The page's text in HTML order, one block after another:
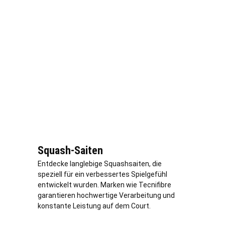
Squash-Saiten
Entdecke langlebige Squashsaiten, die
speziell für ein verbessertes Spielgefühl
entwickelt wurden. Marken wie Tecnifibre
garantieren hochwertige Verarbeitung und
konstante Leistung auf dem Court.